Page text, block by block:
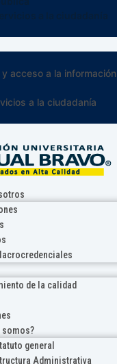
acceso a la información
a la ciudadanía
de la calidad
somos?
general
Administrativa